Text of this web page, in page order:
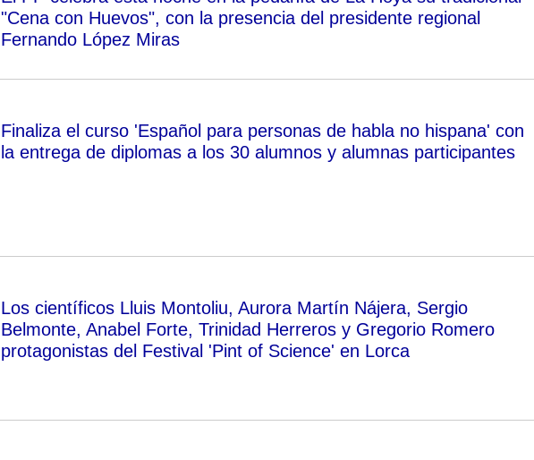
"Cena con Huevos", con la presencia del presidente regional
Fernando López Miras
Finaliza el curso 'Español para personas de habla no hispana' con
la entrega de diplomas a los 30 alumnos y alumnas participantes
Los científicos Lluis Montoliu, Aurora Martín Nájera, Sergio
Belmonte, Anabel Forte, Trinidad Herreros y Gregorio Romero
protagonistas del Festival 'Pint of Science' en Lorca